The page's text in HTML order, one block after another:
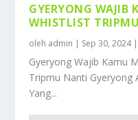
GYERYONG WAJIB
WHISTLIST
oleh admin | Sep 30, 2024|
Gyeryong Wajib Kamu
Tripmu Nanti Gyeryong
Yang...